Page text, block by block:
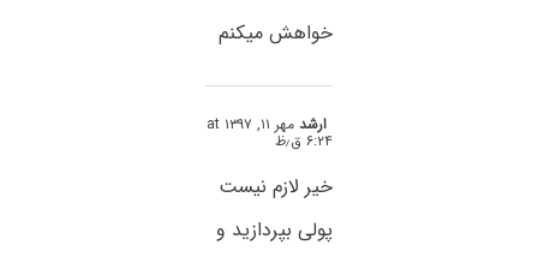
خواهش میکنم
ارشد مهر ۱۱, ۱۳۹۷ at
۶:۲۴ ق٫ظ
خیر لازم نیست
پولی بپردازید و